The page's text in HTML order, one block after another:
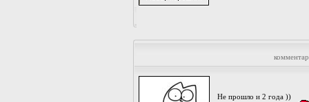
Не прошло и 2 года ))